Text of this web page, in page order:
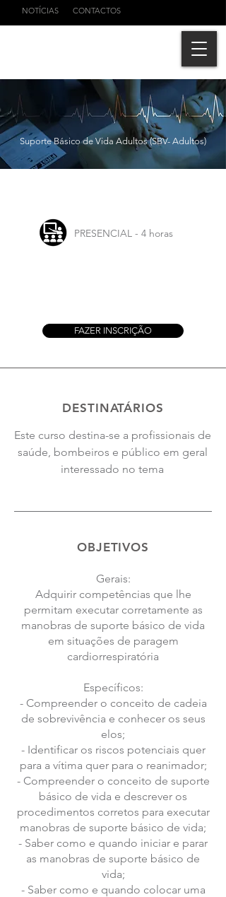
NOTÍCIAS CONTACTOS
Suporte Básico de Vida Adultos (SBV- Adultos)
PRESENCIAL - 4 horas
FAZER INSCRIÇÃO
DESTINATÁRIOS
Este curso destina-se a profissionais de
saúde, bombeiros e público em geral
interessado no tema
OBJETIVOS
Gerais:
Adquirir competências que lhe
permitam executar corretamente as
manobras de suporte básico de vida
em situações de paragem
cardiorrespiratória
Específicos:
- Compreender o conceito de cadeia
de sobrevivência e conhecer os seus
elos;
- Identificar os riscos potenciais quer
para a vítima quer para o reanimador;
- Compreender o conceito de suporte
básico de vida e descrever os
procedimentos corretos para executar
manobras de suporte básico de vida;
- Saber como e quando iniciar e parar
as manobras de suporte básico de
vida;
- Saber como e quando colocar uma